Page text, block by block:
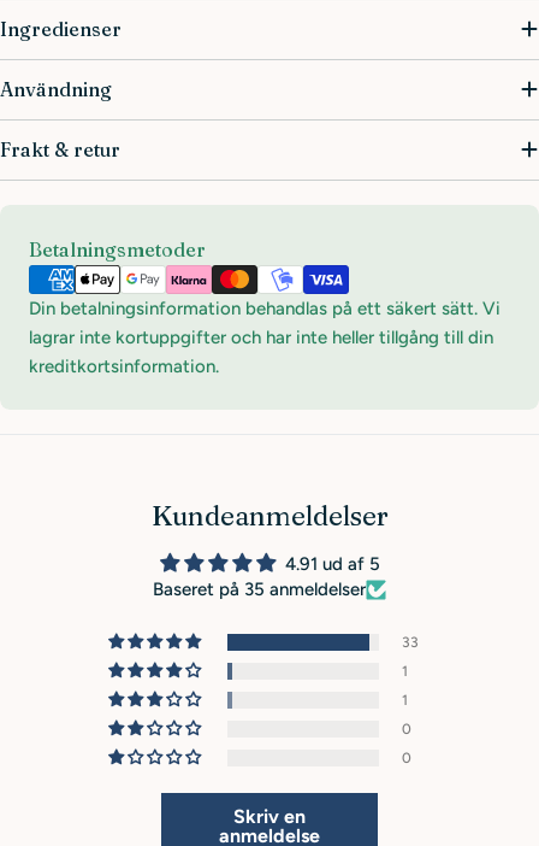
Ingredienser
Användning
Frakt & retur
Betalningsmetoder
Betalningsmetoder
Din betalningsinformation behandlas på ett säkert sätt. Vi
lagrar inte kortuppgifter och har inte heller tillgång till din
kreditkortsinformation.
Kundeanmeldelser
4.91 ud af 5
Baseret på 35 anmeldelser
33
1
1
0
0
Skriv en
anmeldelse